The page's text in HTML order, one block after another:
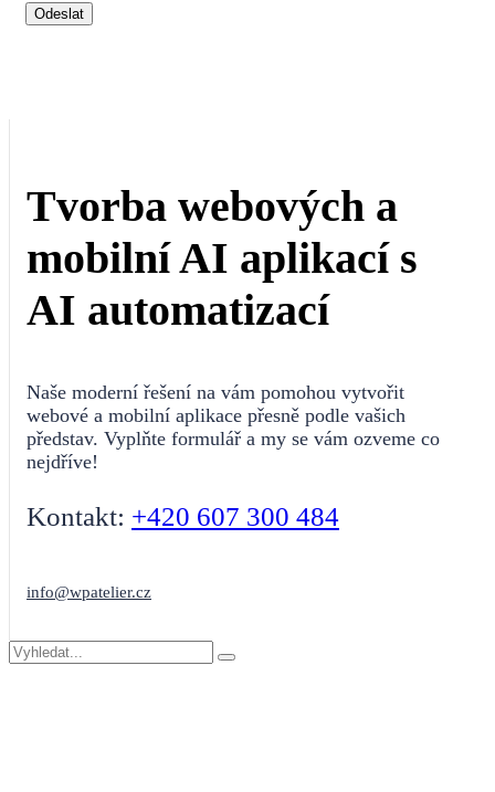
Tvorba webových a
mobilní AI aplikací s
AI automatizací
Naše moderní řešení na vám pomohou vytvořit
webové a mobilní aplikace přesně podle vašich
představ. Vyplňte formulář a my se vám ozveme co
nejdříve!
Kontakt: +420 607 300 484
info@wpatelier.cz